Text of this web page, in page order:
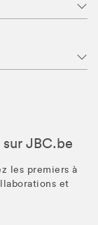
JBC.be
les premiers à
et